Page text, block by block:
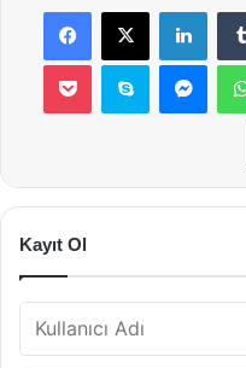
Facebook
X
Pocket Skype
Kayıt Ol